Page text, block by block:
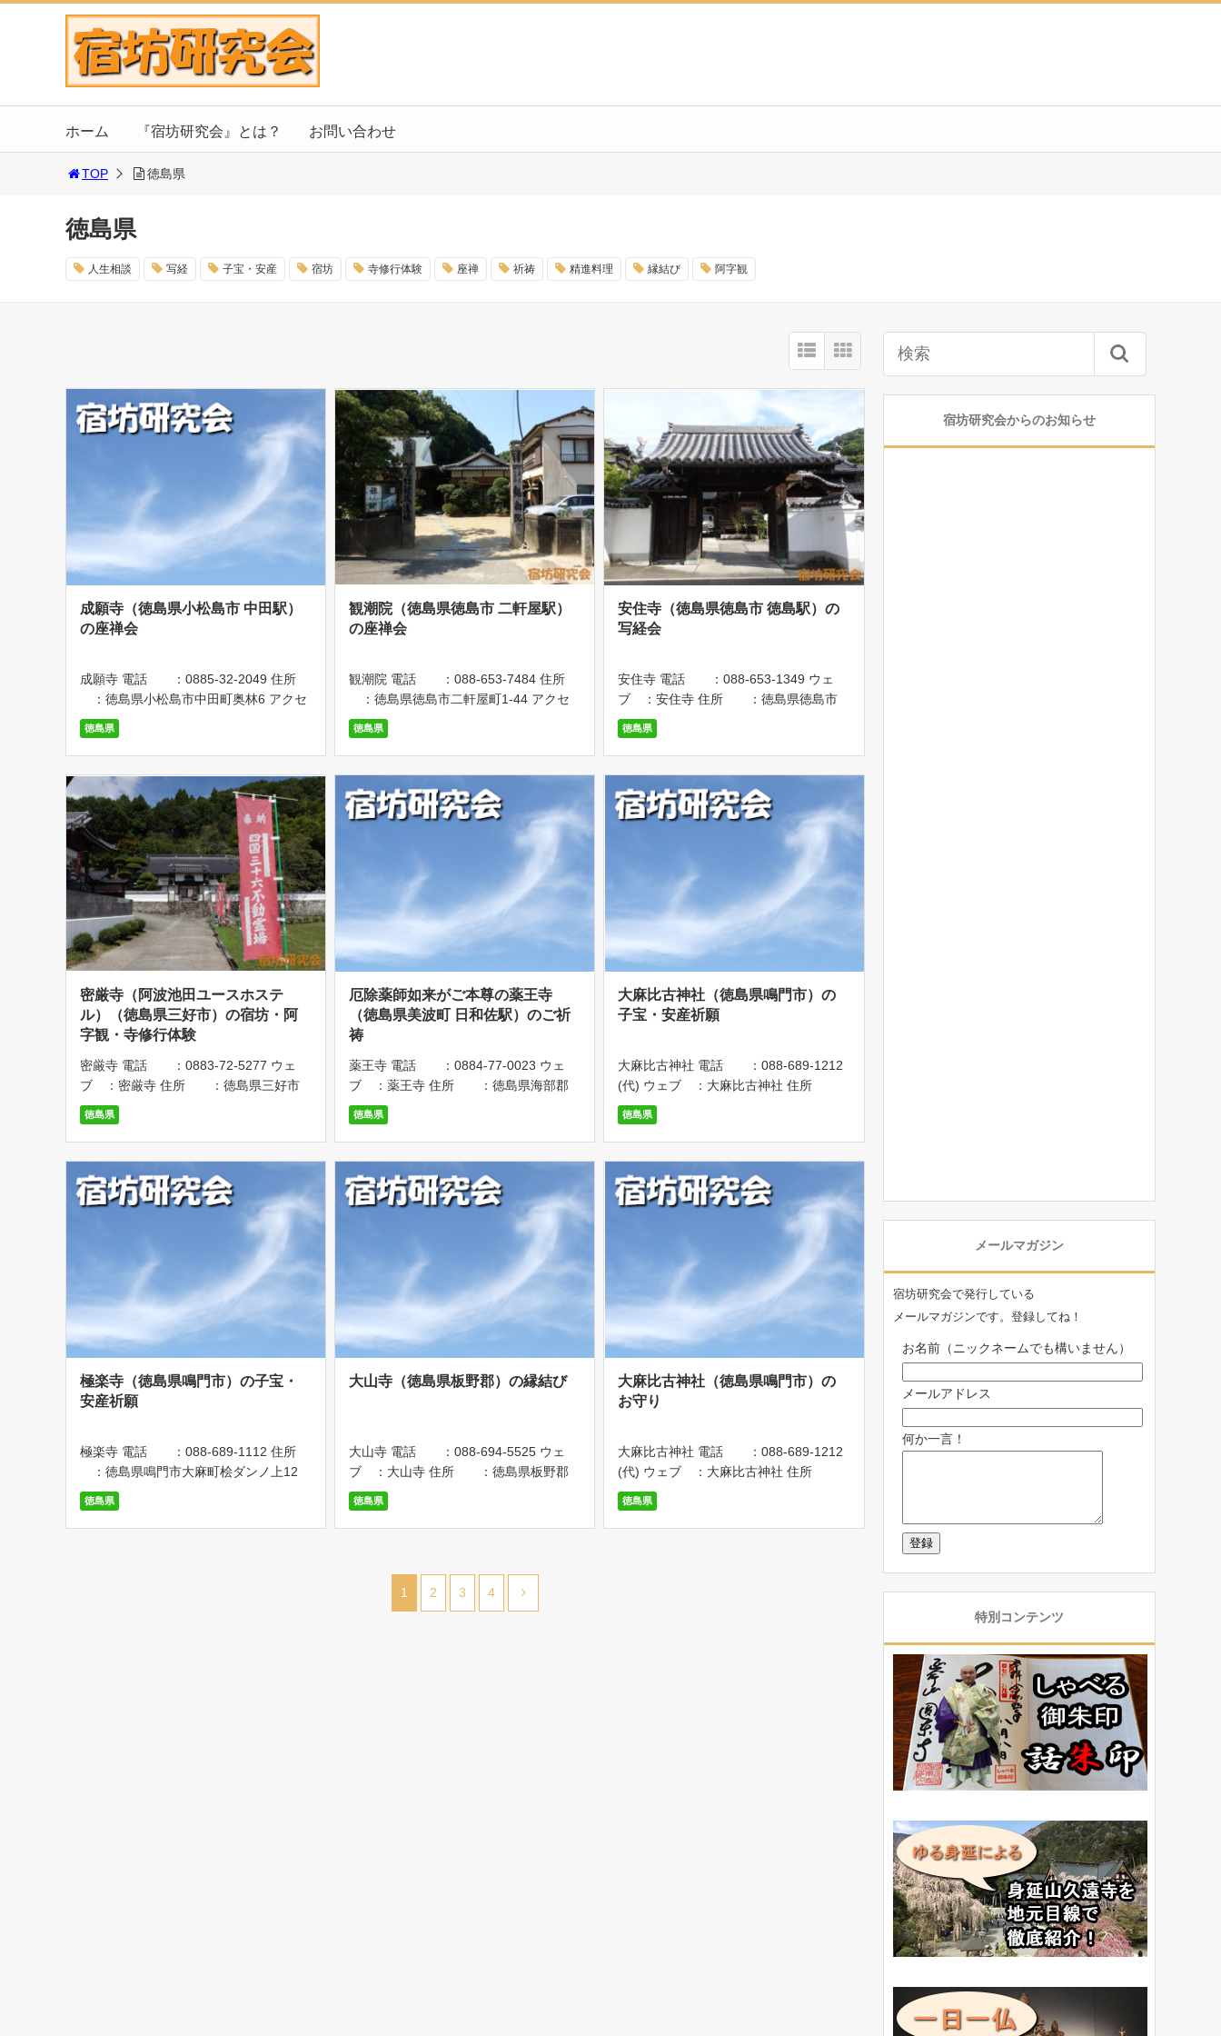
ホーム 『宿坊研究会』とは？ お問い合わせ
TOP 徳島県
徳島県
人生相談 写経 子宝・安産 宿坊 寺修行体験 座禅 祈祷 精進料理 縁結び 阿字観
成願寺（徳島県小松島市 中田駅）
の座禅会
成願寺 電話 ：0885-32-2049 住所
：徳島県小松島市中田町奥林6 アクセ
ス：JR牟岐線｢中田駅｣下車、徒歩15分
坐禅会 1000円 徳島県小松島市にあ
る黄檗宗のお寺です。 第1・3水曜の
午後7時半～ […]
徳島県
観潮院（徳島県徳島市 二軒屋駅）
の座禅会
観潮院 電話 ：088-653-7484 住所
：徳島県徳島市二軒屋町1-44 アクセ
ス：JR牟岐線「二軒屋駅」下車、徒歩1
0分 【座禅会】 毎週土・日曜日の午前
5時30分～7時に、座禅会が開かれてい
ます。参加を希 […]
徳島県
安住寺（徳島県徳島市 徳島駅）の
写経会
安住寺 電話 ：088-653-1349 ウェ
ブ ：安住寺 住所 ：徳島県徳島市
寺町82 アクセス：JR徳島線「徳島駅」
下車、徒歩10分 駐車場 ：6台駐車可能
【写経会】 奉納料1000円 聖観世音菩
薩をご本尊と […]
徳島県
密厳寺（阿波池田ユースホステ
ル）（徳島県三好市）の宿坊・阿
字観・寺修行体験
密厳寺 電話 ：0883-72-5277 ウェ
ブ ：密厳寺 住所 ：徳島県三好市
池田町西山佐古3798 アクセス：JR徳島
線「阿波池田駅」から、車で15分 駐車
場 ：あり 時間帯 ：チェックイン15
時～21時(夕食予 […]
徳島県
厄除薬師如来がご本尊の薬王寺
（徳島県美波町 日和佐駅）のご祈
祷
薬王寺 電話 ：0884-77-0023 ウェ
ブ ：薬王寺 住所 ：徳島県海部郡
美波町奥河内字寺前285-1 アクセス：JR
牟岐線「日和佐駅」下車、徒歩10分 駐
車場 ：あり（無料、500代） 【ご祈
願】 祈願料 ・ […]
徳島県
大麻比古神社（徳島県鳴門市）の
子宝・安産祈願
大麻比古神社 電話 ：088-689-1212
(代) ウェブ ：大麻比古神社 住所
：徳島県鳴門市大麻町板東字広塚13
アクセス：・藍住ICから車で15分
・板野ICから車で10分
・鳴門ICから […]
徳島県
極楽寺（徳島県鳴門市）の子宝・
安産祈願
極楽寺 電話 ：088-689-1112 住所
：徳島県鳴門市大麻町桧ダンノ上12
アクセス：JR高徳線「坂東駅」下車、バ
スで10分 駐車場 ：50台駐車可能 安産
祈願 四国八十八箇所霊場巡りの2番札
徳島県
大山寺（徳島県板野郡）の縁結び
大山寺 電話 ：088-694-5525 ウェ
ブ ：大山寺 住所 ：徳島県板野郡
上板町神宅字大山14-2 アクセス：・土
成ICより、車で22分 ・板野I
Cより、車で25分 ・JR高徳
徳島県
大麻比古神社（徳島県鳴門市）の
お守り
大麻比古神社 電話 ：088-689-1212
(代) ウェブ ：大麻比古神社 住所
：徳島県鳴門市大麻町板東字広塚13
アクセス：藍住ICから車で15分 駐車
場 ：1000台駐車可能 大麻比古神社
徳島県
1 2 3 4
宿坊研究会からのお知らせ
メールマガジン
宿坊研究会で発行している
メールマガジンです。登録してね！
お名前（ニックネームでも構いません）
メールアドレス
何か一言！
特別コンテンツ